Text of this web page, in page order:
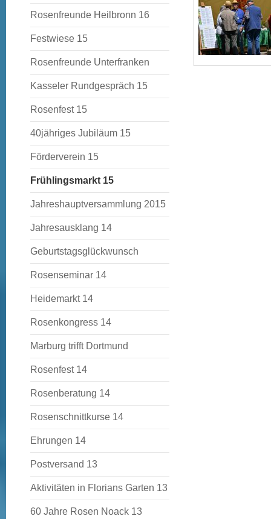
Rosenfreunde Heilbronn 16
Festwiese 15
Rosenfreunde Unterfranken
Kasseler Rundgespräch 15
Rosenfest 15
40jähriges Jubiläum 15
Förderverein 15
Frühlingsmarkt 15
Jahreshauptversammlung 2015
Jahresausklang 14
Geburtstagsglückwunsch
Rosenseminar 14
Heidemarkt 14
Rosenkongress 14
Marburg trifft Dortmund
Rosenfest 14
Rosenberatung 14
Rosenschnittkurse 14
Ehrungen 14
Postversand 13
Aktivitäten in Florians Garten 13
60 Jahre Rosen Noack 13